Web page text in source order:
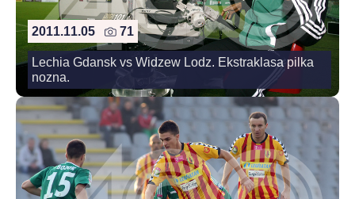
2011.11.05 71
Lechia Gdansk vs Widzew Lodz. Ekstraklasa pilka
nozna.